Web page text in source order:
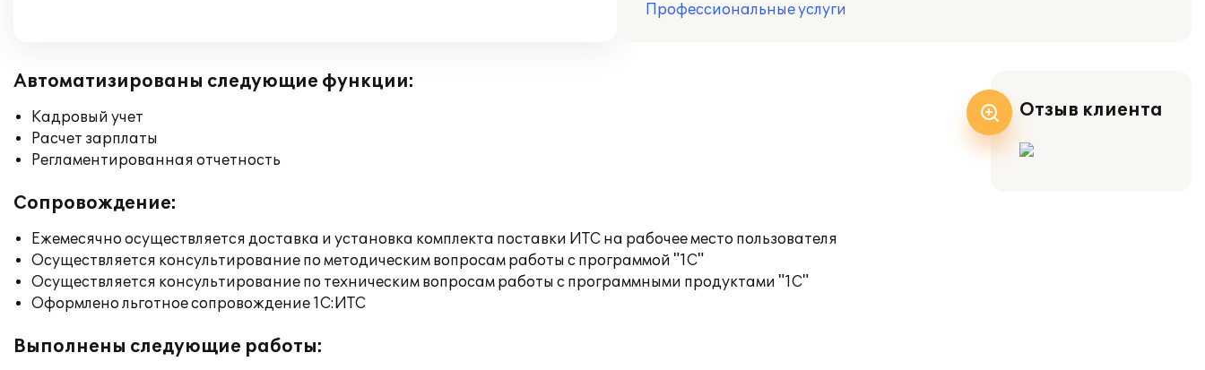
Профессиональные услуги
Автоматизированы следующие функции:
Кадровый учет
Расчет зарплаты
Регламентированная отчетность
Сопровождение:
Ежемесячно осуществляется доставка и установка комплекта поставки ИТС на рабочее место пользователя
Осуществляется консультирование по методическим вопросам работы с программой "1С"
Осуществляется консультирование по техническим вопросам работы с программными продуктами "1С"
Оформлено льготное сопровождение 1С:ИТС
Выполнены следующие работы:
Отзыв клиента